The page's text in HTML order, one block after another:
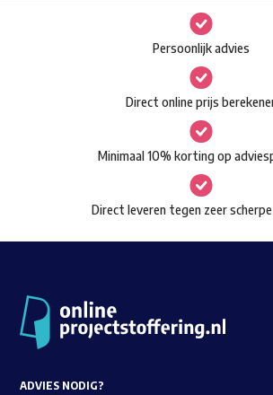
Waar ben je naar op zoek?
Deze
optie
kan
gekozen
worden
op
de
Persoonlijk advies
Direct online prijs
Minimaal 10% korting op
Direct leveren tegen zeer
ADVIES NODIG?